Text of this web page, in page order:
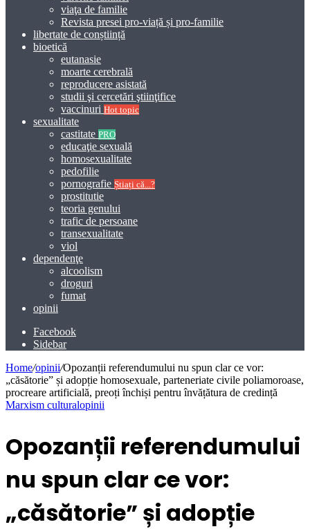
viaţa de familie
Revista presei pro-viață și pro-familie
libertate de conștiință
bioetică
eutanasie
moarte cerebrală
reproducere asistată
studii şi cercetări ştiinţifice
vaccinuri Hot topic
sexualitate
castitate PRO
educaţie sexuală
homosexualitate
pedofilie
pornografie Știați că...?
prostitutie
teoria genului
trafic de persoane
transexualitate
viol
dependenţe
alcoolism
droguri
fumat
opinii
Facebook
Sidebar
Home/opinii/Opozanții referendumului nu spun clar ce vor:
„căsătorie” și adopție homosexuale, parteneriate civile poliamoroase,
procreare artificială, preoți închiși pentru învățătura de credință
Marxism culturalopinii
Opozanții referendumului
nu spun clar ce vor:
„căsătorie” și adopție